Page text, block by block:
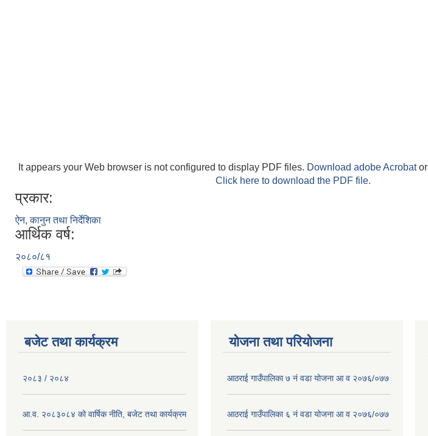
It appears your Web browser is not configured to display PDF files. Download adobe Acrobator
Click here to download the PDF file.
प्रकार:
ऐन, कानुन तथा निर्देशिका
आर्थिक वर्ष:
२०८०/८१
बजेट तथा कार्यक्रम
२०८३ / २०८४
आ.व. २०८३०८४ को वार्षिक नीति, बजेट तथा कार्यक्रम
योजना तथा परियोजना
आठराई गाउँपालिका ७ नं वडा योजना आ व २०७६/०७७
आठराई गाउँपालिका ६ नं वडा योजना आ व २०७६/०७७